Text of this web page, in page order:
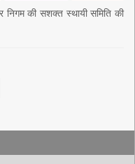
निगम की सशक्त स्थायी समिति की